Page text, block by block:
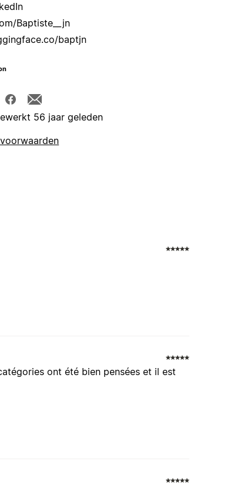
Baptiste__jn
baptjn
56 jaar geleden
ont été bien pensées et il est